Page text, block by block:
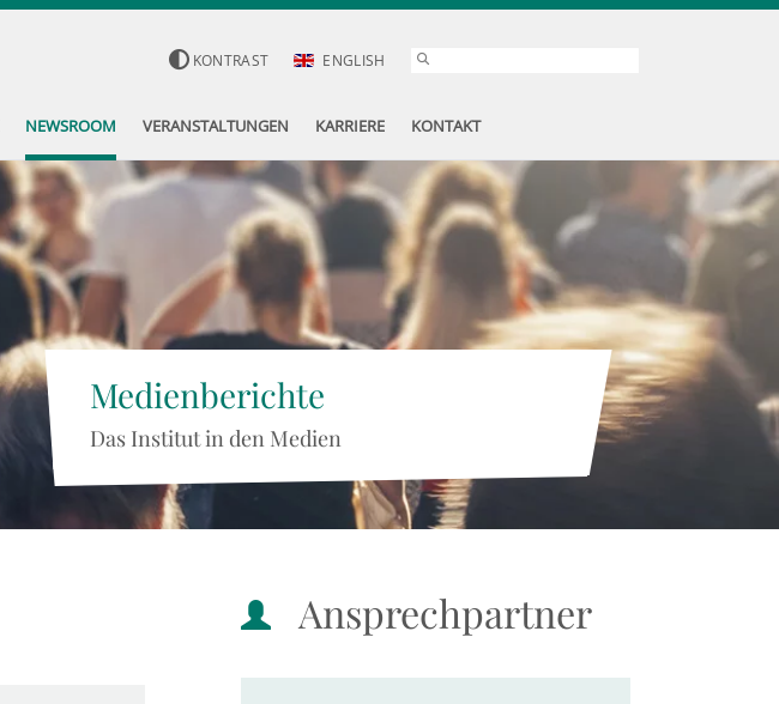
KONTRAST ENGLISH
NEWSROOM VERANSTALTUNGEN KARRIERE KONTAKT
Medienberichte
Das Institut in den Medien
Ansprechpartner